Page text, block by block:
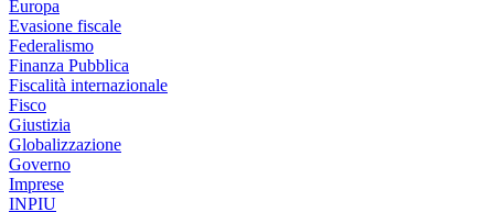
Europa
Evasione fiscale
Federalismo
Finanza Pubblica
Fiscalità internazionale
Fisco
Giustizia
Globalizzazione
Governo
Imprese
INPIU